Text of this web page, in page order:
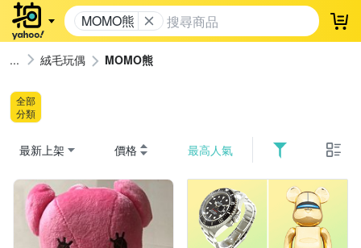
MOMO熊 登
絨毛玩偶 MOMO熊
全部
分類
最新上架 價格 最高人氣